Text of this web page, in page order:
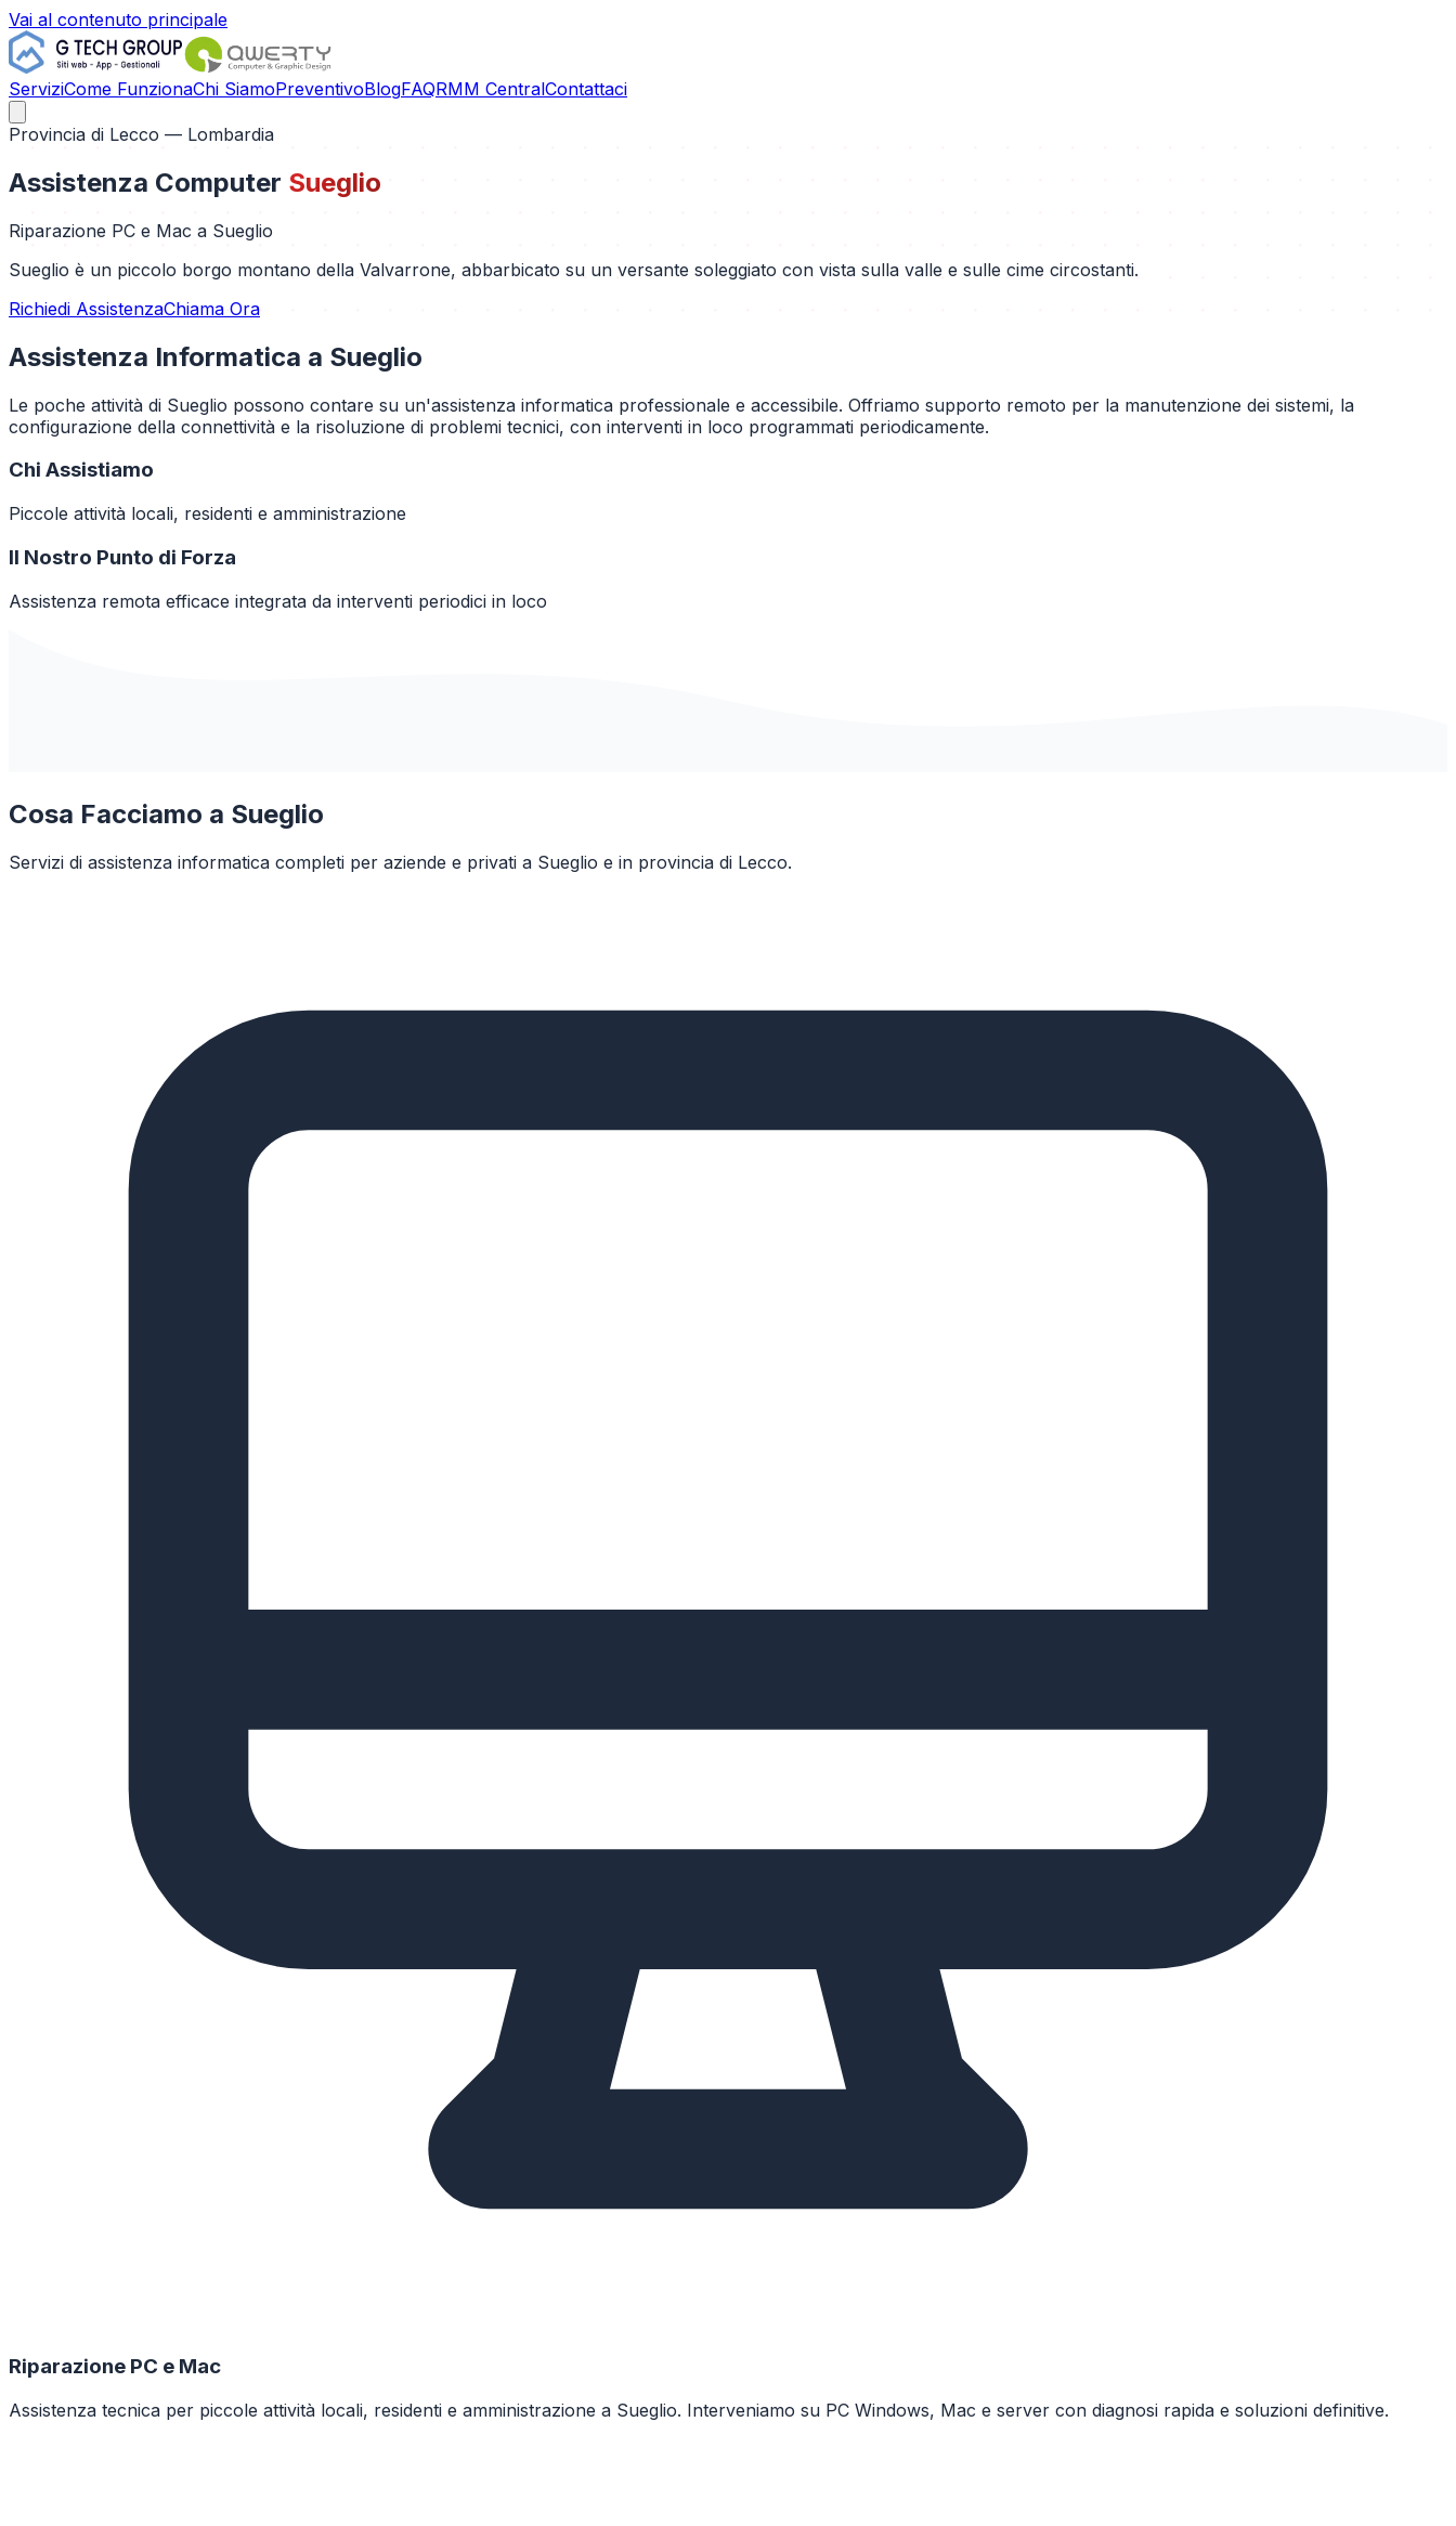
Vai al contenuto principale
ServiziCome FunzionaChi SiamoPreventivoBlogFAQRMM CentralContattaci
Provincia di Lecco — Lombardia
Assistenza Computer Sueglio
Riparazione PC e Mac a Sueglio
Sueglio è un piccolo borgo montano della Valvarrone, abbarbicato su un versante soleggiato con vista sulla valle e sulle cime circostanti.
Richiedi AssistenzaChiama Ora
Assistenza Informatica a Sueglio
Le poche attività di Sueglio possono contare su un'assistenza informatica professionale e accessibile. Offriamo supporto remoto per la manutenzione dei sistemi, la
configurazione della connettività e la risoluzione di problemi tecnici, con interventi in loco programmati periodicamente.
Chi Assistiamo
Piccole attività locali, residenti e amministrazione
Il Nostro Punto di Forza
Assistenza remota efficace integrata da interventi periodici in loco
Cosa Facciamo a Sueglio
Servizi di assistenza informatica completi per aziende e privati a Sueglio e in provincia di Lecco.
Riparazione PC e Mac
Assistenza tecnica per piccole attività locali, residenti e amministrazione a Sueglio. Interveniamo su PC Windows, Mac e server con diagnosi rapida e soluzioni definitive.